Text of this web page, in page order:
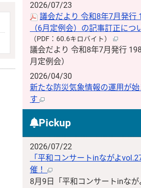
2026/07/23
議会だより 令和8年7月発行
（6月定例会）の記事訂正につ
（PDF：60.6キロバイト）
議会だより 令和8年7月発行
月定例会）
2026/04/30
新たな防災気象情報の運用が始
す
Pickup
2026/07/22
「平和コンサートinながよ
催！
8月9日「平和コンサートinなが